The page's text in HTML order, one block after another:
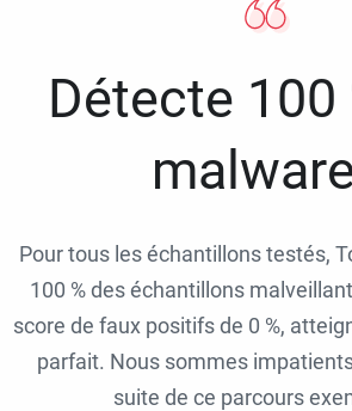
Détecte 100
Pour tous les échantillons testés,
100 % des échantillons
score de faux positifs de 0 %,
parfait. Nous sommes
suite de ce parcours